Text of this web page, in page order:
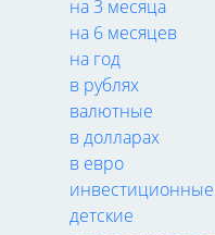
на 3 месяца
на 6 месяцев
на год
в рублях
валютные
в долларах
в евро
инвестиционные
детские